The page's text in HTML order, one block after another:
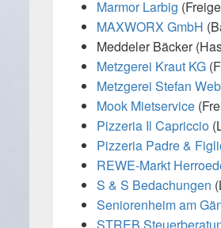
Marmor Larbig
MAXWORX GmbH
Meddeler Bäcker
Metzgerei Kraut KG
Metzgerei Stefan
Mook Mietservice
Pizzeria Il Capriccio
Pizzeria Padre &
REWE-Markt
S & S Bedachungen
Seniorenheim am